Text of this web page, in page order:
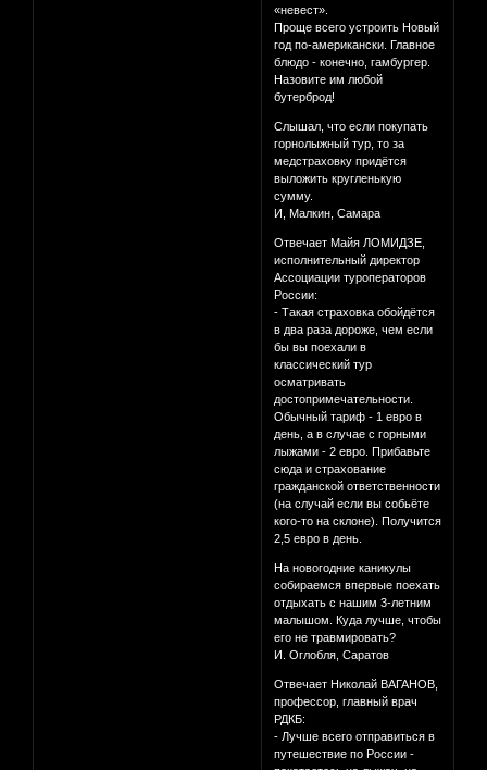
«невест».
Проще всего устроить Новый
год по-американски. Главное
блюдо - конечно, гамбургер.
Назовите им любой
бутерброд!
Слышал, что если покупать
горнолыжный тур, то за
медстраховку придётся
выложить кругленькую
сумму.
И, Малкин, Самара
Отвечает Майя ЛОМИДЗЕ,
исполнительный директор
Ассоциации туроператоров
России:
- Такая страховка обойдётся
в два раза дороже, чем если
бы вы поехали в
классический тур
осматривать
достопримечательности.
Обычный тариф - 1 евро в
день, а в случае с горными
лыжами - 2 евро. Прибавьте
сюда и страхование
гражданской ответственности
(на случай если вы собьёте
кого-то на склоне). Получится
2,5 евро в день.
На новогодние каникулы
собираемся впервые поехать
отдыхать с нашим 3-летним
малышом. Куда лучше, чтобы
его не травмировать?
И. Оглобля, Саратов
Отвечает Николай ВАГАНОВ,
профессор, главный врач
РДКБ:
- Лучше всего отправиться в
путешествие по России -